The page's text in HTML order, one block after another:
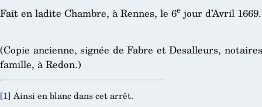
Fait en ladite Chambre, à Rennes, le 6e jour d’Avril 1669.
(Copie ancienne, signée de Fabre et Desalleurs,
famille, à Redon.)
[1] Ainsi en blanc dans cet arrêt.